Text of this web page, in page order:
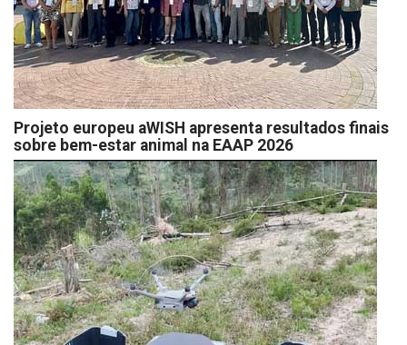
Projeto europeu aWISH apresenta resultados finais
sobre bem-estar animal na EAAP 2026